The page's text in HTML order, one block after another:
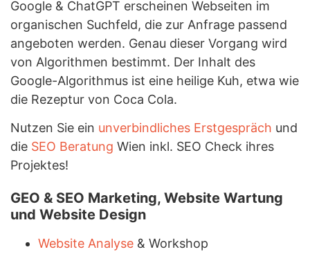
Google & ChatGPT erscheinen Webseiten im
organischen Suchfeld, die zur Anfrage passend
angeboten werden. Genau dieser Vorgang wird
von Algorithmen bestimmt. Der Inhalt des
Google-Algorithmus ist eine heilige Kuh, etwa wie
die Rezeptur von Coca Cola.
Nutzen Sie ein unverbindliches Erstgespräch und
die SEO Beratung Wien inkl. SEO Check ihres
Projektes!
GEO & SEO Marketing, Website Wartung
und Website Design
Website Analyse & Workshop